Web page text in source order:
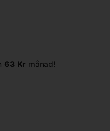
63 Kr månad!